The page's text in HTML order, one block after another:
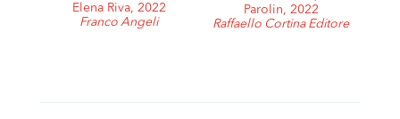
Elena Riva, 2022
Franco Angeli
Parolin, 2022
Raffaello Cortina Editore